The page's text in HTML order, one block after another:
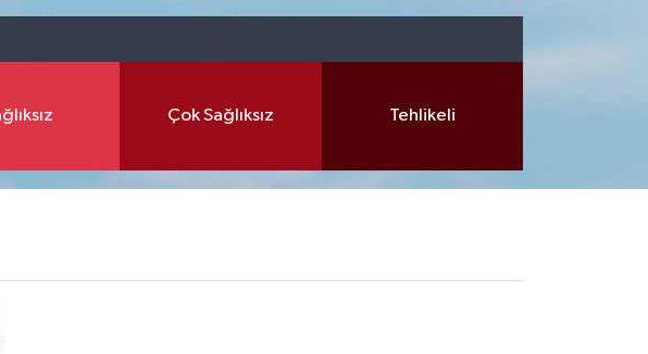
Çok Sağlıksız Tehlikeli